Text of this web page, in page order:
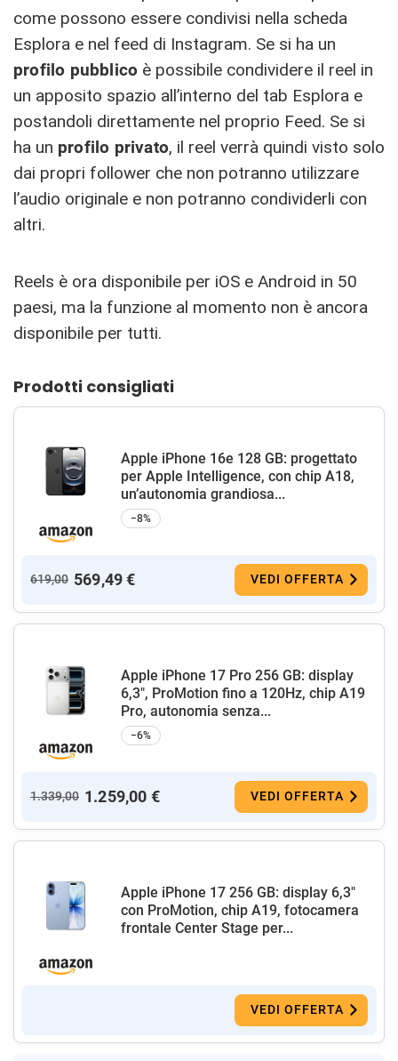
come possono essere condivisi nella scheda
Esplora e nel feed di Instagram. Se si ha un
profilo pubblico è possibile condividere il reel in
un apposito spazio all’interno del tab Esplora e
postandoli direttamente nel proprio Feed. Se si
ha un profilo privato, il reel verrà quindi visto solo
dai propri follower che non potranno utilizzare
l’audio originale e non potranno condividerli con
altri.
Reels è ora disponibile per iOS e Android in 50
paesi, ma la funzione al momento non è ancora
disponibile per tutti.
Prodotti consigliati
Apple iPhone 16e 128 GB: progettato
per Apple Intelligence, con chip A18,
un’autonomia grandiosa...
−8%
619,00 569,49 € VEDI OFFERTA
Apple iPhone 17 Pro 256 GB: display
6,3", ProMotion fino a 120Hz, chip A19
Pro, autonomia senza...
−6%
1.339,00 1.259,00 € VEDI OFFERTA
Apple iPhone 17 256 GB: display 6,3"
con ProMotion, chip A19, fotocamera
frontale Center Stage per...
VEDI OFFERTA